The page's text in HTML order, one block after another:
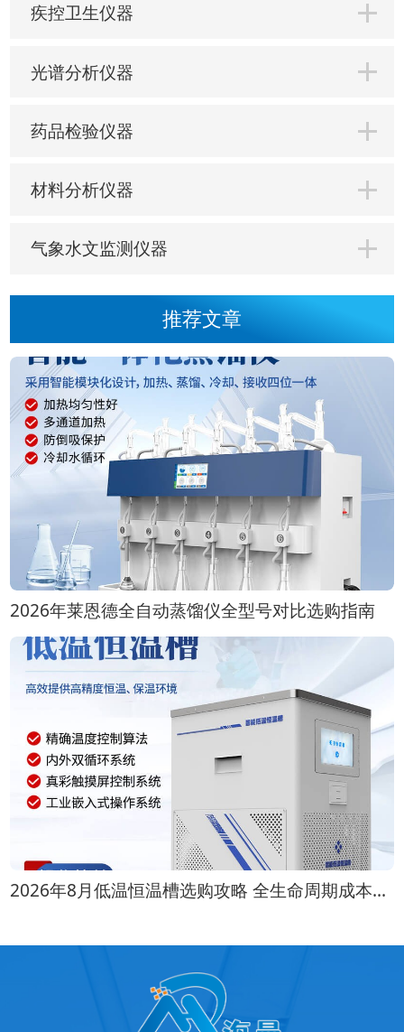
疾控卫生仪器
光谱分析仪器
药品检验仪器
材料分析仪器
气象水文监测仪器
推荐文章
2026年莱恩德全自动蒸馏仪全型号对比选购指南
2026年8月低温恒温槽选购攻略 全生命周期成本对比